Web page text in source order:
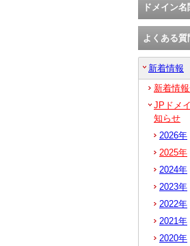
ドメイン
よくある質
新着情報
新着情
JPドメ
知らせ
2026年
2025年
2024年
2023年
2022年
2021年
2020年